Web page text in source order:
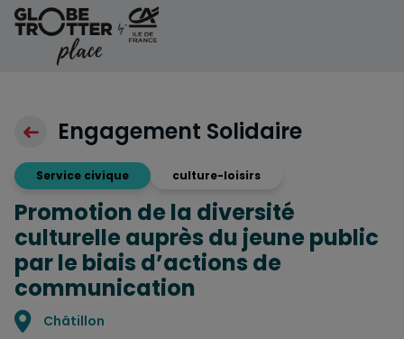
Aller au contenu
Engagement Solidaire
Service civique culture-loisirs
Promotion de la diversité
culturelle auprès du jeune public
par le biais d’actions de
communication
Localisation
Châtillon